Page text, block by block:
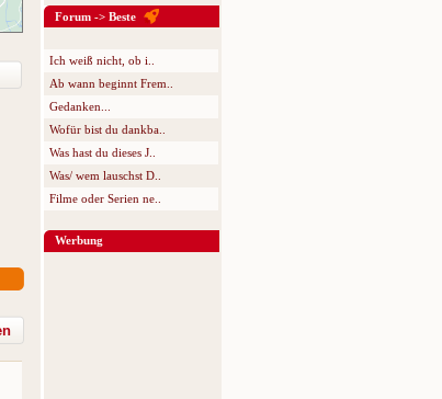
Forum -> Beste
Ich weiß nicht, ob i..
Ab wann beginnt Frem..
Gedanken...
Wofür bist du dankba..
Was hast du dieses J..
Was/ wem lauschst D..
Filme oder Serien ne..
Werbung